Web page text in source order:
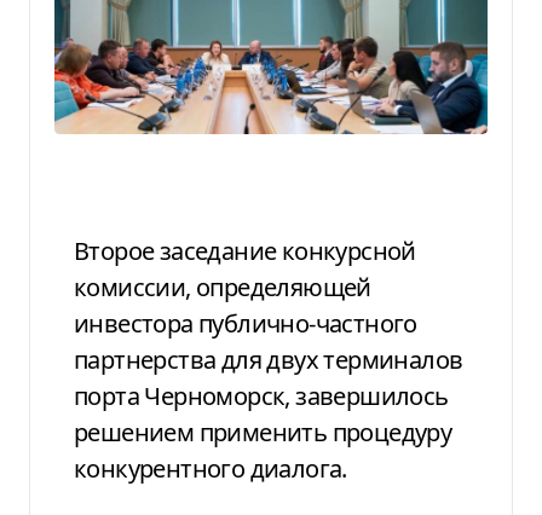
Второе заседание конкурсной
комиссии, определяющей
инвестора публично-частного
партнерства для двух терминалов
порта Черноморск, завершилось
решением применить процедуру
конкурентного диалога.